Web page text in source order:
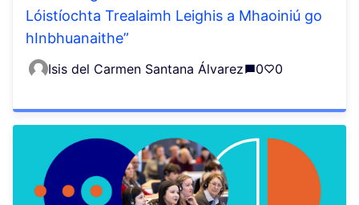
Lóistíochta Trealaimh Leighis a Mhaoiniú go
hInbhuanaithe”
Isis del Carmen Santana Álvarez 0 0